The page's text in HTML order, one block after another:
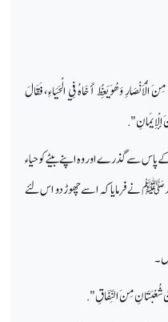
وَهُوَ يَعِظُ أَخَاهُ فِي الْحَيَاءِ ، فَقَالَ
الْإِيمَانِ " .
سے گذرے اور وہ اپنے بیٹے کو حیاء
ﷺ نے فرمایا کہ اسے چھوڑ دو اس لئے
شُعْبَتَانِ مِنَ النِّفَاقِ ".